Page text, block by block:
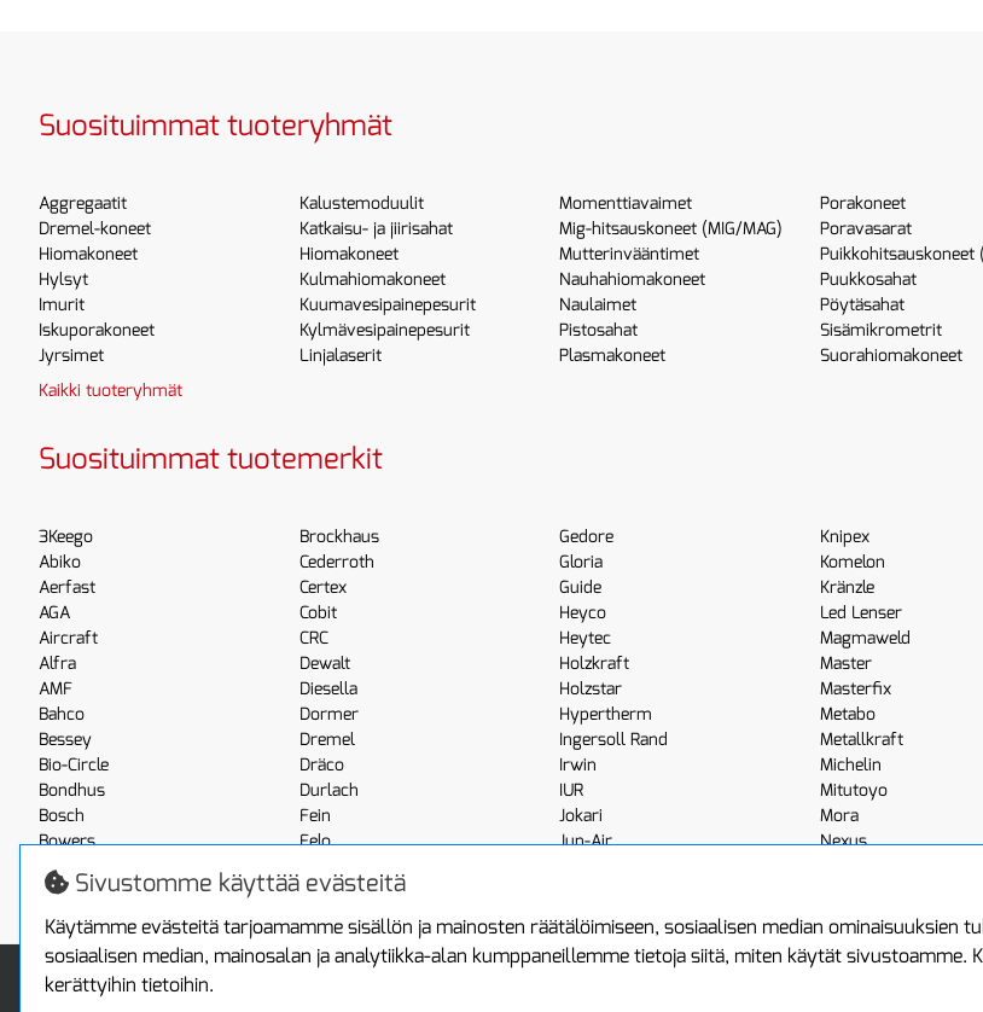
Suosituimmat tuoteryhmät
Aggregaatit
Dremel-koneet
Hiomakoneet
Hylsyt
Imurit
Iskuporakoneet
Jyrsimet
Kalustemoduulit
Katkaisu- ja jiirisahat
Hiomakoneet
Kulmahiomakoneet
Kuumavesipainepesurit
Kylmävesipainepesurit
Linjalaserit
Momenttiavaimet
Mig-hitsauskoneet (MIG/MAG)
Mutterinvääntimet
Nauhahiomakoneet
Naulaimet
Pistosahat
Plasmakoneet
Porakoneet
Poravasarat
Puikkohitsauskoneet
Puukkosahat
Pöytäsahat
Sisämikrometrit
Suorahiomakoneet
Kaikki tuoteryhmät
Suosituimmat tuotemerkit
3Keego
Abiko
Aerfast
AGA
Aircraft
Alfra
AMF
Bahco
Bessey
Bio-Circle
Bondhus
Bosch
Bowers
Boxo
Brennenstuhl
Brockhaus
Cederroth
Certex
Cobit
CRC
Dewalt
Diesella
Dormer
Dremel
Dräco
Durlach
Fein
Felo
Fluke
Gedore
Gloria
Guide
Heyco
Heytec
Holzkraft
Holzstar
Hypertherm
Ingersoll Rand
Irwin
IUR
Jokari
Jun-Air
Knipex
Komelon
Kränzle
Led Lenser
Magmaweld
Master
Masterfix
Metabo
Metallkraft
Michelin
Mitutoyo
Mora
Nexus
Info Toimitus ja maksaminen Asiakastilini
Sivustomme käyttää evästeitä
Käytämme evästeitä tarjoamamme sisällön ja mainosten räätälöimiseen, sosiaalisen median ominaisuuksien
sosiaalisen median, mainosalan ja analytiikka-alan kumppaneillemme tietoja siitä, miten käytät
kerättyihin tietoihin.